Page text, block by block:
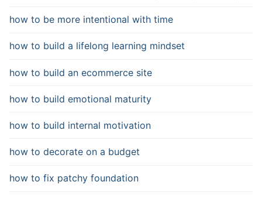
how to be more intentional with time
how to build a lifelong learning mindset
how to build an ecommerce site
how to build emotional maturity
how to build internal motivation
how to decorate on a budget
how to fix patchy foundation